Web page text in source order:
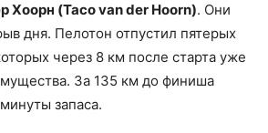
Хоорн (Taco van der Hoorn). Они
дня. Пелотон отпустил пятерых
через 8 км после старта уже
За 135 км до финиша
запаса.